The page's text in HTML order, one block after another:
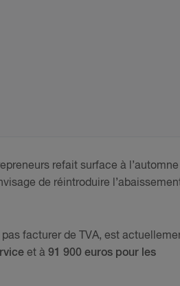
refait surface à l’automne
de réintroduire
facturer de TVA, est
et à 91 900 euros pour les